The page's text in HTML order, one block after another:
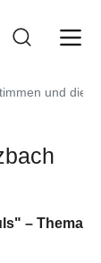
und die
– Thema